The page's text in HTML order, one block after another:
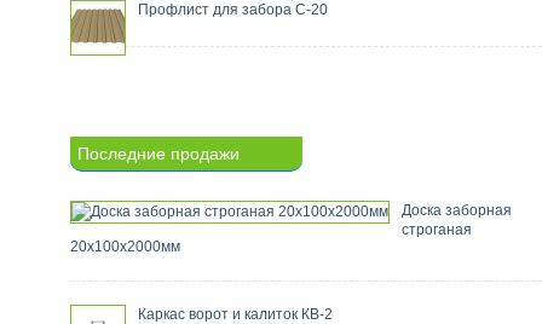
Профлист для забора С-20
Последние продажи
Доска заборная
строганая
20х100х2000мм
Каркас ворот и калиток КВ-2